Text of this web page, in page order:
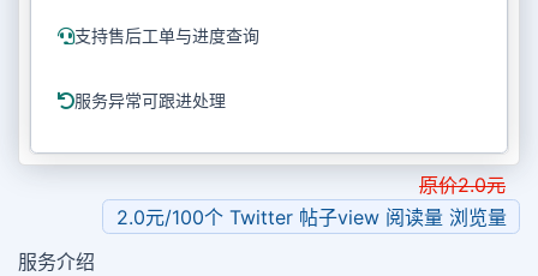
支持售后工单与进度查询
服务异常可跟进处理
原价2.0元
2.0元/100个 Twitter 帖子view 阅读量 浏览量
服务介绍